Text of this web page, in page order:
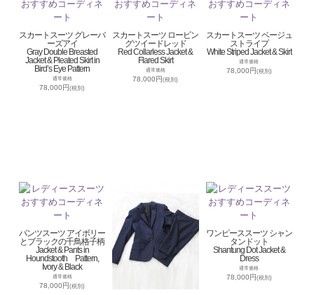
スカートスーツ グレーバ
ーズアイ
Gray Double Breasted
Jacket & Pleated Skirt in
Bird’s Eye Pattern
通常価格
78,000円(税別)
スカートスーツ ロービン
グツイードレッド
Red Collarless Jacket &
Flared Skirt
通常価格
78,000円(税別)
スカートスーツ ベージュ
ストライプ
White Striped Jacket & Skirt
通常価格
78,000円(税別)
パンツスーツ アイボリー
とブラックの千鳥格子柄
Jacket & Pants in
Houndstooth Pattern,
Ivory & Black
通常価格
78,000円(税別)
ワンピーススーツ シャン
タンドット
Shantung Dot Jacket &
Dress
通常価格
78,000円(税別)